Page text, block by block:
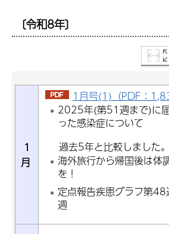
〔令和8年〕
1
月
1月号(1)（PDF：
2025年(第51週まで)に
った感染症について
過去5年と比較しました。
海外旅行から帰国後は体
を！
定点報告疾患グラフ第
週